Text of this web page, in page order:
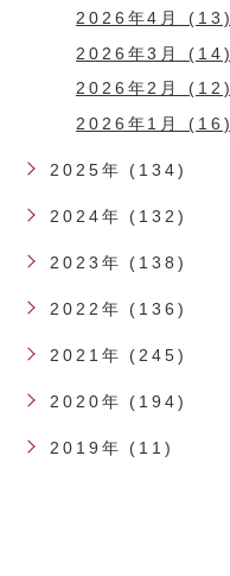
2026年4月 (13)
2026年3月 (14)
2026年2月 (12)
2026年1月 (16)
2025年 (134)
2024年 (132)
2023年 (138)
2022年 (136)
2021年 (245)
2020年 (194)
2019年 (11)